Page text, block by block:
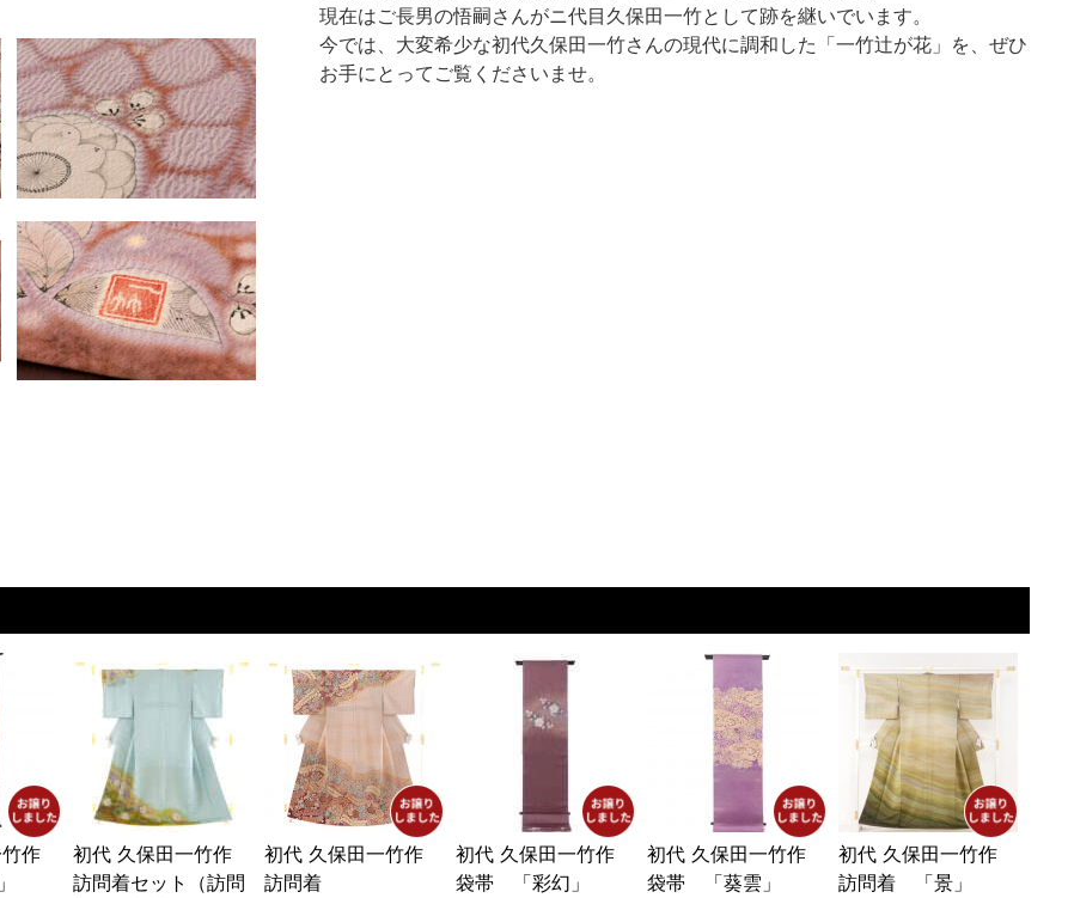
現在はご長男の悟嗣さんがニ代目久保田一竹として跡を継いでいます。
今では、大変希少な初代久保田一竹さんの現代に調和した「一竹辻が花」を、ぜひ
お手にとってご覧くださいませ。
竹作
初代 久保田一竹作
訪問着セット（訪問
初代 久保田一竹作
訪問着
初代 久保田一竹作
袋帯 「彩幻」
初代 久保田一竹作
袋帯 「葵雲」
初代 久保田一竹作
訪問着 「景」